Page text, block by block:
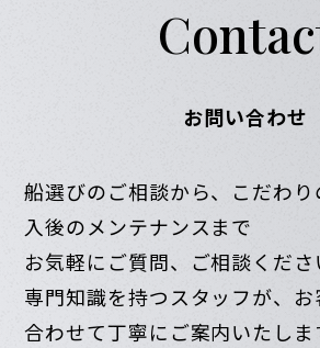
お問い合わせ
船選びのご相談から、こだわ
入後のメンテナンスまで
お気軽にご質問、ご相談くださ
専門知識を持つスタッフが、
合わせて丁寧にご案内いたしま